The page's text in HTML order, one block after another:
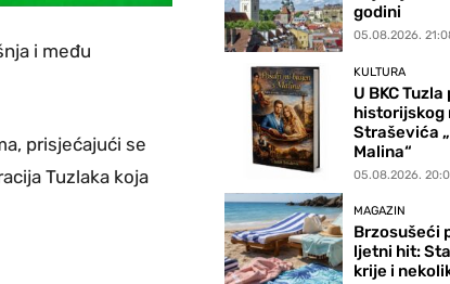
i među
prisjećajući se
Tuzlaka koja
godini
05.08.2026.
KULTURA
U BKC
historijskog
Straševića
Malina“
05.08.2026.
MAGAZIN
Brzosušeći
ljetni hit:
krije i